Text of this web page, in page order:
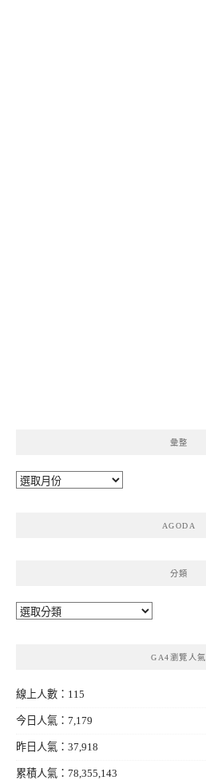
彙整
彙
AGODA
分類
分
GA4瀏覽人氣
線上人數：115
今日人氣：7,179
昨日人氣：37,918
累積人氣：78,355,143